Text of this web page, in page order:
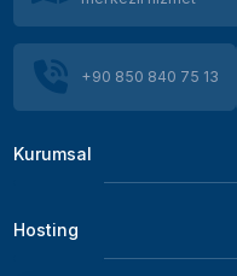
+90 850 840 75 13
Kurumsal
Hosting